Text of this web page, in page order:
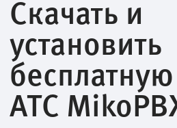
Скачать и
установить
бесплатную
АТС